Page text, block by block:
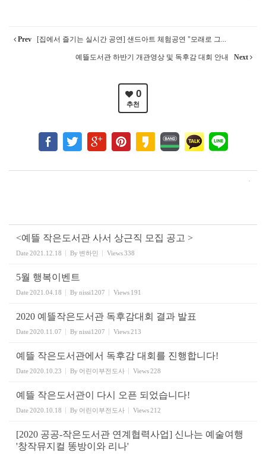
Prev [집에서 즐기는 실시간 공연] 샌드아트 체험공연 "모래로 그...
예뜰도서관 하반기 개관영상 및 독후감 대회 안내 Next
0
추천
<예뜰 작은도서관 사서 상근직 모집 공고 >
Date2021.12.18 By 변하민 Views338
5월 행복이벤트
Date2021.04.18 By nissi1207 Views 191
2020 예뜰작은도서관 독후감대회 결과 발표
Date2020.11.07 By nissi1207 Views213
예뜰 작은도서관에서 독후감 대회를 진행합니다!
Date2020.10.23 By 어린이부전도사 Views228
예뜰 작은도서관이 다시 오픈 되었습니다!
Date2020.10.18 By 어린이부전도사 Views212
[2020 공공-작은도서관 연계협력사업] 신나는 예술여행
'창작뮤지컬 똥방이와 리나'